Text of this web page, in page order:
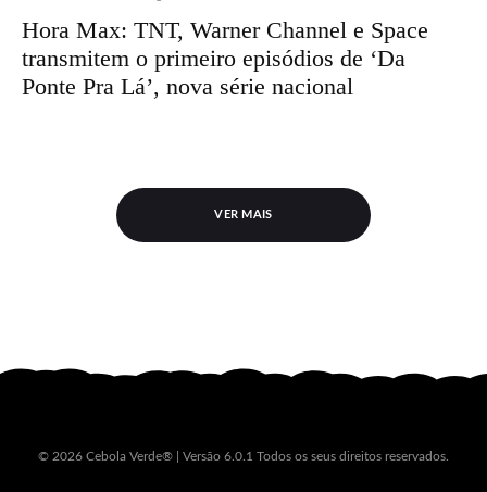
Hora Max: TNT, Warner Channel e Space
transmitem o primeiro episódios de ‘Da
Ponte Pra Lá’, nova série nacional
VER MAIS
© 2026 Cebola Verde® | Versão 6.0.1 Todos os seus direitos reservados.